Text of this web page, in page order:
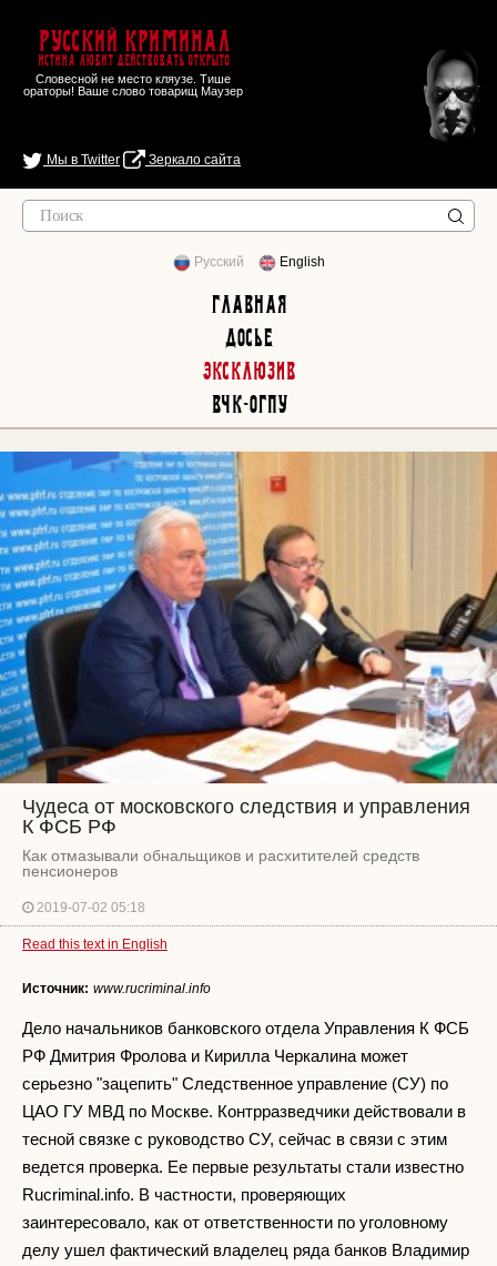
Русский Криминал
Истина любит действовать открыто
Словесной не место кляузе. Тише
ораторы! Ваше слово товарищ Маузер
Мы в Twitter Зеркало сайта
Русский English
Главная
Досье
Эксклюзив
ВЧК-ОГПУ
Чудеса от московского следствия и управления
К ФСБ РФ
Как отмазывали обнальщиков и расхитителей средств
пенсионеров
2019-07-02 05:18
Read this text in English
Источник: www.rucriminal.info
Дело начальников банковского отдела Управления К ФСБ
РФ Дмитрия Фролова и Кирилла Черкалина может
серьезно "зацепить" Следственное управление (СУ) по
ЦАО ГУ МВД по Москве. Контрразведчики действовали в
тесной связке с руководство СУ, сейчас в связи с этим
ведется проверка. Ее первые результаты стали известно
Rucriminal.info. В частности, проверяющих
заинтересовало, как от ответственности по уголовному
делу ушел фактический владелец ряда банков Владимир